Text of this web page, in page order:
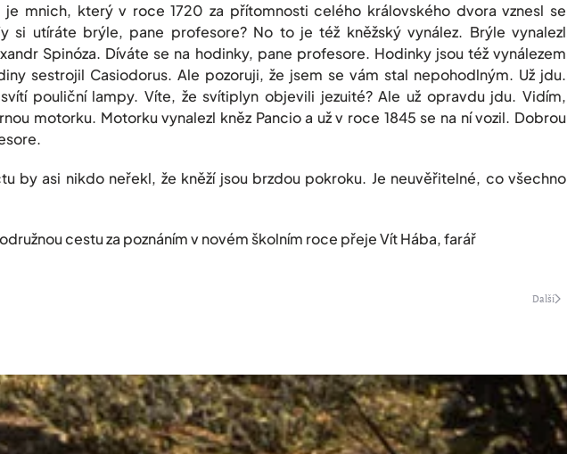
je mnich, který v roce 1720 za přítomnosti celého královského dvora vznesl se
si utíráte brýle, pane profesore? No to je též kněžský vynález. Brýle vynalezl
Spinóza. Díváte se na hodinky, pane profesore. Hodinky jsou též vynálezem
sestrojil Casiodorus. Ale pozoruji, že jsem se vám stal nepohodlným. Už jdu.
pouliční lampy. Víte, že svítiplyn objevili jezuité? Ale už opravdu jdu. Vidím,
motorku. Motorku vynalezl kněz Pancio a už v roce 1845 se na ní vozil. Dobrou
by asi nikdo neřekl, že kněží jsou brzdou pokroku. Je neuvěřitelné, co všechno
cestu za poznáním v novém školním roce přeje Vít Hába, farář
Další